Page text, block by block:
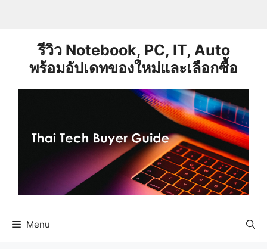
รีวิว Notebook, PC, IT, Auto
พร้อมอัปเดทของใหม่และเลือกซื้อ
Menu